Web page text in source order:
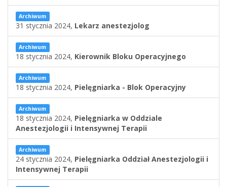
Archiwum
31 stycznia 2024, Lekarz anestezjolog
Archiwum
18 stycznia 2024, Kierownik Bloku Operacyjnego
Archiwum
18 stycznia 2024, Pielęgniarka - Blok Operacyjny
Archiwum
18 stycznia 2024, Pielęgniarka w Oddziale
Anestezjologii i Intensywnej Terapii
Archiwum
24 stycznia 2024, Pielęgniarka Oddział Anestezjologii i
Intensywnej Terapii